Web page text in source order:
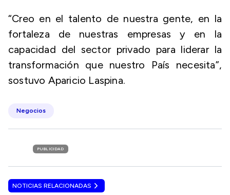
“Creo en el talento de nuestra gente, en la
fortaleza de nuestras empresas y en la
capacidad del sector privado para liderar la
transformación que nuestro País necesita”,
sostuvo Aparicio Laspina.
Negocios
PUBLICIDAD
NOTICIAS RELACIONADAS